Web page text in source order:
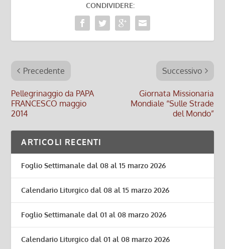
CONDIVIDERE:
Precedente
Pellegrinaggio da PAPA
FRANCESCO maggio
2014
Successivo
Giornata Missionaria
Mondiale “Sulle Strade
del Mondo”
ARTICOLI RECENTI
Foglio Settimanale dal 08 al 15 marzo 2026
Calendario Liturgico dal 08 al 15 marzo 2026
Foglio Settimanale dal 01 al 08 marzo 2026
Calendario Liturgico dal 01 al 08 marzo 2026